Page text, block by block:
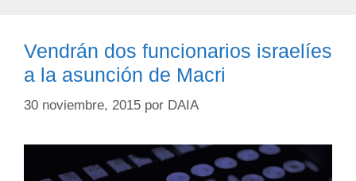
Vendrán dos funcionarios israelíes
a la asunción de Macri
30 noviembre, 2015 por DAIA